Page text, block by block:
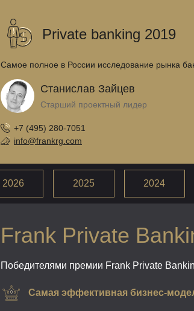
Private banking 2019
Самое полное в России исследование рынка
Станислав Зайцев
Старший проектный лидер
+7 (495) 280-7051
info@frankrg.com
2026 2025 2024
Frank Private
Победителями премии Frank Private
Самая эффективная бизнес-